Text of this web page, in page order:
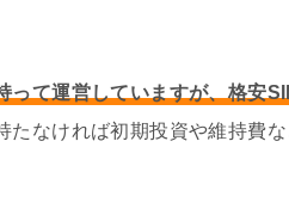
って運営していますが、格安
たなければ初期投資や維持費